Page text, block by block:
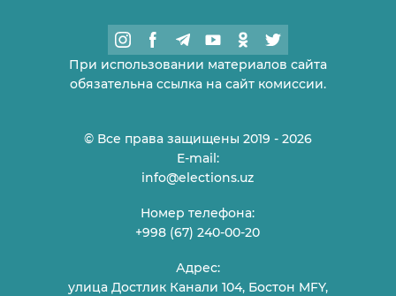
При использовании материалов сайта
обязательна ссылка на сайт комиссии.
© Все права защищены 2019 - 2026
E-mail:
info@elections.uz
Номер телефона:
+998 (67) 240-00-20
Адрес:
улица Достлик Канали 104, Бостон MFY,